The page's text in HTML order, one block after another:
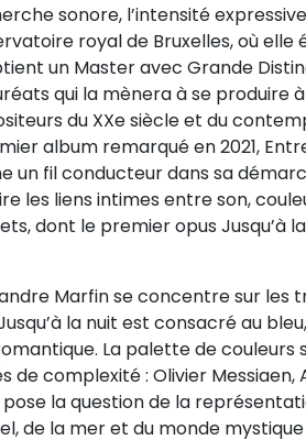
sonore, l’intensité
royal de Bruxelles, où elle
un Master avec Grande
qui la mènera à se produire
du XXe siècle et du
album remarqué en 2021,
un fil conducteur dans sa
les liens intimes entre son,
dont le premier opus Jusqu’à
Marfin se concentre sur les
la nuit est consacré au
La palette de couleurs
complexité : Olivier Messiaen,
la question de la
de la mer et du monde